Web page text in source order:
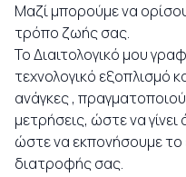
Μαζί μπορούμε να
τρόπο ζωής σας.
Το Διαιτολογικό μου
τεχνολογικό εξοπλισμό
ανάγκες ,
μετρήσεις, ώστε να
ώστε να εκπονήσουμε
διατροφής σας.